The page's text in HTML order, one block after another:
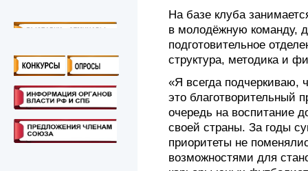
На базе клуба
в молодёжную команду,
подготовительное
структура, методика и
«Я всегда подчеркиваю,
это благотворительный
очередь на воспитание
своей страны. За годы
приоритеты не
возможностями для